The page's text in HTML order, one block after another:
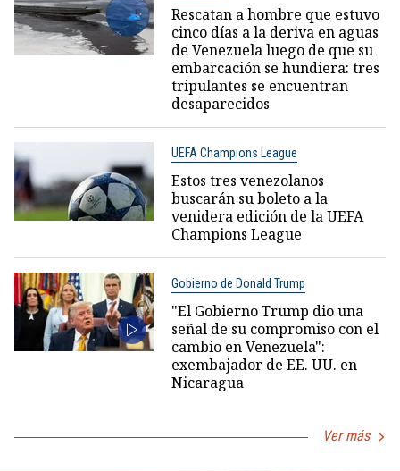
Rescatan a hombre que estuvo
cinco días a la deriva en aguas
de Venezuela luego de que su
embarcación se hundiera: tres
tripulantes se encuentran
desaparecidos
UEFA Champions League
Estos tres venezolanos
buscarán su boleto a la
venidera edición de la UEFA
Champions League
Gobierno de Donald Trump
"El Gobierno Trump dio una
señal de su compromiso con el
cambio en Venezuela":
exembajador de EE. UU. en
Nicaragua
Ver más